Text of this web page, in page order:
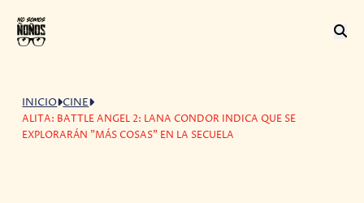
INICIO CINE
ALITA: BATTLE ANGEL 2: LANA CONDOR INDICA QUE SE
EXPLORARÁN "MÁS COSAS" EN LA SECUELA